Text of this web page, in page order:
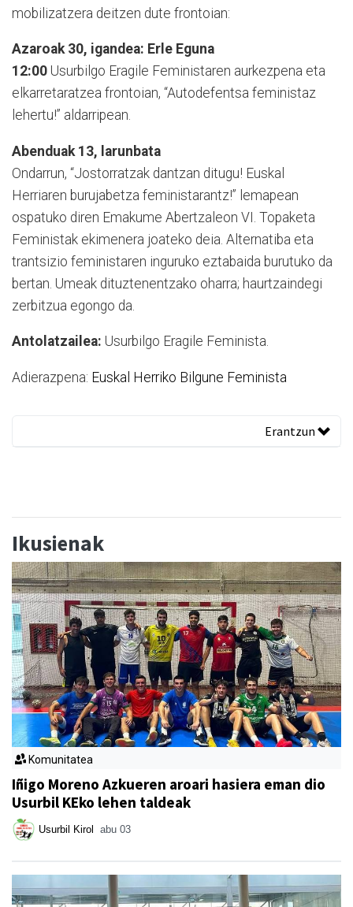
mobilizatzera deitzen dute frontoian:
Azaroak 30, igandea: Erle Eguna
12:00 Usurbilgo Eragile Feministaren aurkezpena eta
elkarretaratzea frontoian, “Autodefentsa feministaz
lehertu!” aldarripean.
Abenduak 13, larunbata
Ondarrun, “Jostorratzak dantzan ditugu! Euskal
Herriaren burujabetza feministarantz!” lemapean
ospatuko diren Emakume Abertzaleon VI. Topaketa
Feministak ekimenera joateko deia. Alternatiba eta
trantsizio feministaren inguruko eztabaida burutuko da
bertan. Umeak dituztenentzako oharra; haurtzaindegi
zerbitzua egongo da.
Antolatzailea: Usurbilgo Eragile Feminista.
Adierazpena: Euskal Herriko Bilgune Feminista
Erantzun
Ikusienak
Komunitatea
Iñigo Moreno Azkueren aroari hasiera eman dio
Usurbil KEko lehen taldeak
Usurbil Kirol abu 03